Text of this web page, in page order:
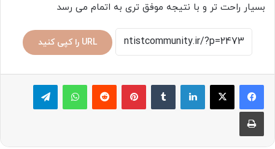
بسیار راحت تر و با نتیجه موفق تری به اتمام می رسد
URL را کپی کنید
لینکدین ‫تامبلر پینترست‫رددیت واتس آپ تلگرام
چاپ